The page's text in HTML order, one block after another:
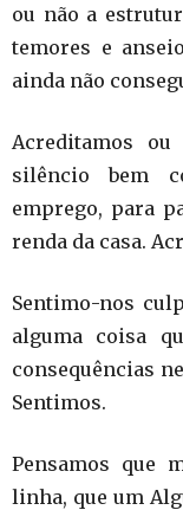
ou não a
temores e
ainda não
Acreditamos
silêncio bem
emprego, para
renda da casa.
Sentimo-nos
alguma coisa
consequências
Sentimos.
Pensamos que
linha, que um